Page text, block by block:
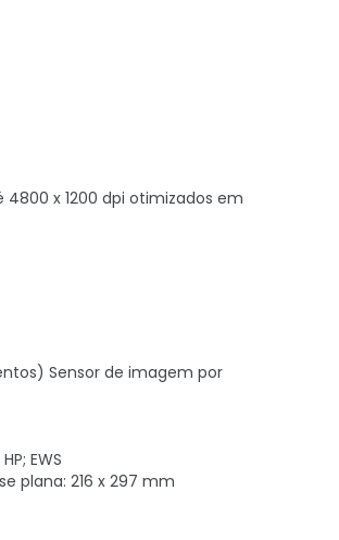
4800 x 1200 dpi otimizados em
Sensor de imagem por
EWS
plana: 216 x 297 mm